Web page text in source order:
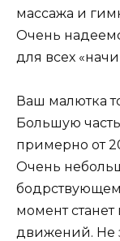
массажа и
Очень
для всех
Ваш малютка
Большую
примерно от
Очень
бодрствующем
момент
движений. Не